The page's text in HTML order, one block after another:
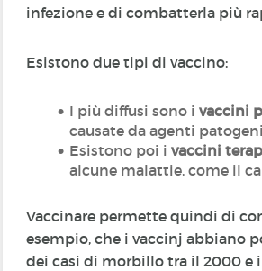
infezione e di combatterla più
Esistono due tipi di vaccino:
I più diffusi sono i vaccini
causate da agenti
Esistono poi i vaccini
alcune malattie, come il
Vaccinare permette quindi di
esempio, che i vaccinj abbiano
dei casi di morbillo tra il 2000 e